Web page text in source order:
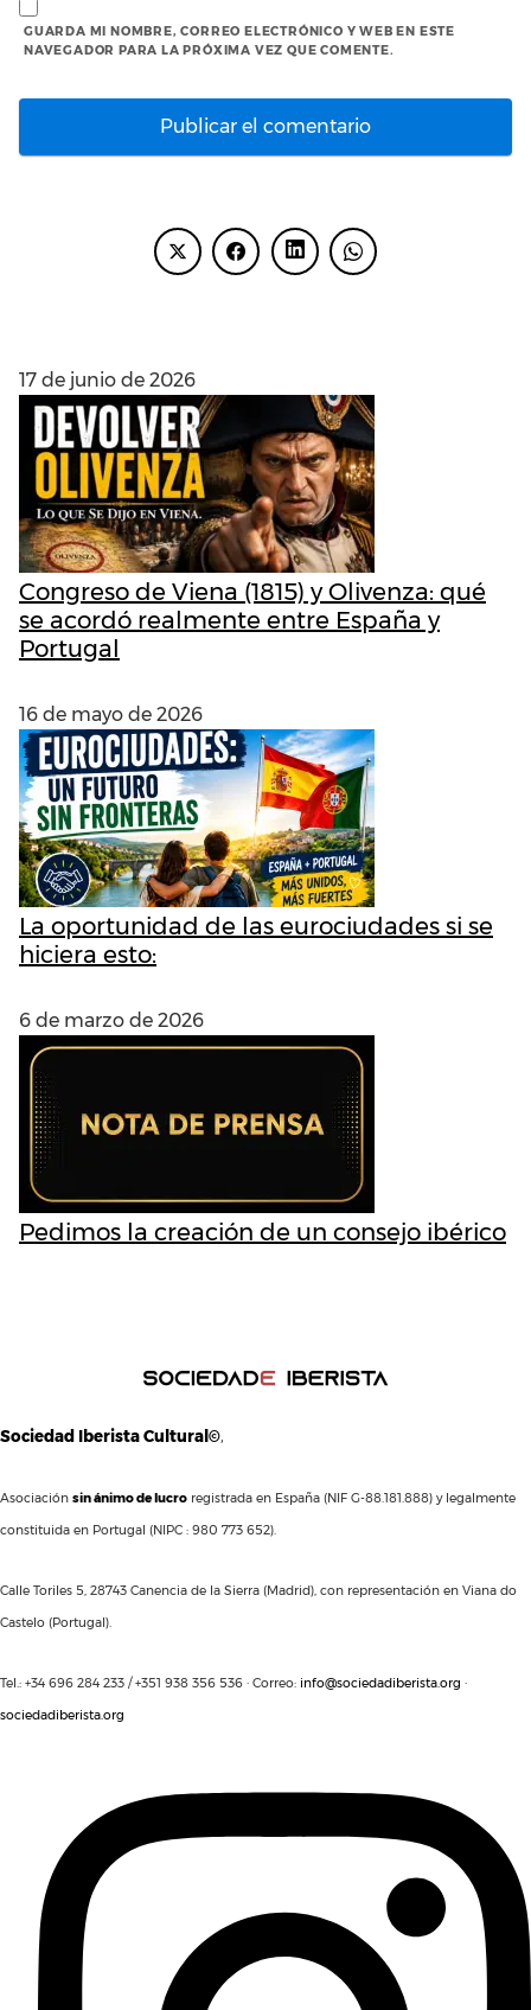
GUARDA MI NOMBRE, CORREO ELECTRÓNICO Y WEB EN ESTE
NAVEGADOR PARA LA PRÓXIMA VEZ QUE COMENTE.
17 de junio de 2026
Congreso de Viena (1815) y Olivenza: qué
se acordó realmente entre España y
Portugal
16 de mayo de 2026
La oportunidad de las eurociudades si se
hiciera esto:
6 de marzo de 2026
Pedimos la creación de un consejo ibérico
Sociedad Iberista Cultural©,
Asociación sin ánimo de lucro registrada en España (NIF G-88.181.888) y legalmente
constituida en Portugal (NIPC : 980 773 652).
Calle Toriles 5, 28743 Canencia de la Sierra (Madrid), con representación en Viana do
Castelo (Portugal).
Tel.: +34 696 284 233 / +351 938 356 536 · Correo: info@sociedadiberista.org ·
sociedadiberista.org